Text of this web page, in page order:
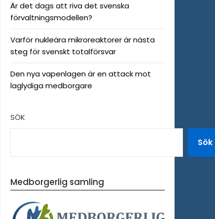
Är det dags att riva det svenska
förvaltningsmodellen?
Varför nukleära mikroreaktorer är nästa
steg för svenskt totalförsvar
Den nya vapenlagen är en attack mot
laglydiga medborgare
SÖK
Sök
Medborgerlig samling